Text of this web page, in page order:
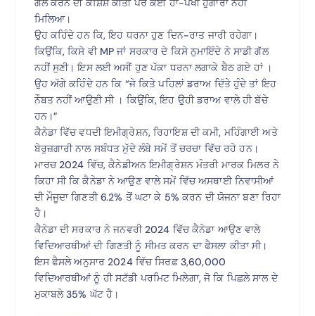
ਗੱਲ ਕਰਨ ਦੀ ਕੋਸ਼ਿਸ਼ ਕੀਤੀ ਪਰ ਕੋਈ ਹਾਂ-ਪੱਖੀ ਹੁੰਗਾਰਾ ਨਹੀਂ
ਮਿਲਿਆ।
ਉਹ ਕਹਿੰਦੇ ਹਨ ਕਿ, ਇਹ ਧਰਨਾ ਹੁਣ ਦਿਨ-ਰਾਤ ਜਾਰੀ ਰਹੇਗਾ।
ਕਿਉਂਕਿ, ਕਿਸੇ ਵੀ MP ਜਾਂ ਸਰਕਾਰ ਦੇ ਕਿਸੇ ਨੁਮਾਇੰਦੇ ਨੇ ਸਾਡੀ ਗੱਲ
ਨਹੀਂ ਸੁਣੀ। ਇਸ ਲਈ ਅਸੀਂ ਹੁਣ ਪੱਕਾ ਧਰਨਾ ਲਗਾਕੇ ਬੈਠ ਗਏ ਹਾਂ ।
ਉਹ ਅੱਗੇ ਕਹਿੰਦੇ ਹਨ ਕਿ “ਜੇ ਕਿਤੇ ਪਹਿਲਾਂ ਡਰਾਅ ਦਿੱਤੇ ਹੁੰਦੇ ਤਾਂ ਇਹ
ਨੌਬਤ ਨਹੀਂ ਆਉਣੀ ਸੀ । ਕਿਉਂਕਿ, ਇਹ ਉਹੀ ਡਰਾਅ ਵਾਲੇ ਹੀ ਬੱਚੇ
ਹਨ।”
ਕੈਨੇਡਾ ਵਿੱਚ ਵਧਦੀ ਇਮੀਗ੍ਰੇਸ਼ਨ, ਰਿਹਾਇਸ਼ ਦੀ ਕਮੀ, ਮਹਿੰਗਾਈ ਅਤੇ
ਬੇਰੁਜ਼ਗਾਰੀ ਨਾਲ ਸਬੰਧਤ ਮੁੱਦੇ ਲੰਬੇ ਸਮੇਂ ਤੋਂ ਚਰਚਾ ਵਿੱਚ ਰਹੇ ਹਨ।
ਮਾਰਚ 2024 ਵਿੱਚ, ਕੈਨੇਡੀਅਨ ਇਮੀਗ੍ਰੇਸ਼ਨ ਮੰਤਰੀ ਮਾਰਕ ਮਿਲਰ ਨੇ
ਕਿਹਾ ਸੀ ਕਿ ਕੈਨੇਡਾ ਨੇ ਆਉਣ ਵਾਲੇ ਸਮੇਂ ਵਿੱਚ ਅਸਥਾਈ ਨਿਵਾਸੀਆਂ
ਦੀ ਮੌਜੂਦਾ ਗਿਣਤੀ 6.2% ਤੋਂ ਘਟਾ ਕੇ 5% ਕਰਨ ਦੀ ਯੋਜਨਾ ਬਣਾ ਰਿਹਾ
ਹੈ।
ਕੈਨੇਡਾ ਦੀ ਸਰਕਾਰ ਨੇ ਜਨਵਰੀ 2024 ਵਿੱਚ ਕੈਨੇਡਾ ਆਉਣ ਵਾਲੇ
ਵਿਦਿਆਰਥੀਆਂ ਦੀ ਗਿਣਤੀ ਨੂੰ ਸੀਮਤ ਕਰਨ ਦਾ ਫੈਸਲਾ ਕੀਤਾ ਸੀ।
ਇਸ ਫੈਸਲੇ ਅਨੁਸਾਰ 2024 ਵਿੱਚ ਸਿਰਫ਼ 3,60,000
ਵਿਦਿਆਰਥੀਆਂ ਨੂੰ ਹੀ ਸਟੱਡੀ ਪਰਮਿਟ ਮਿਲੇਗਾ, ਜੋ ਕਿ ਪਿਛਲੇ ਸਾਲ ਦੇ
ਮੁਕਾਬਲੇ 35% ਘੱਟ ਹੈ।